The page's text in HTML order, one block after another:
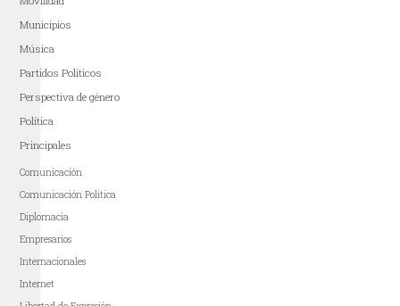
Municipios
Música
Partidos Políticos
Perspectiva de género
Política
Principales
Comunicación
Comunicación Política
Diplomacia
Empresarios
Internacionales
Internet